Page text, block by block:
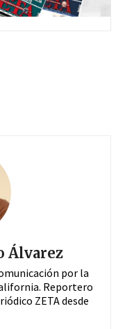
Álvarez
por la
Reportero
ZETA desde